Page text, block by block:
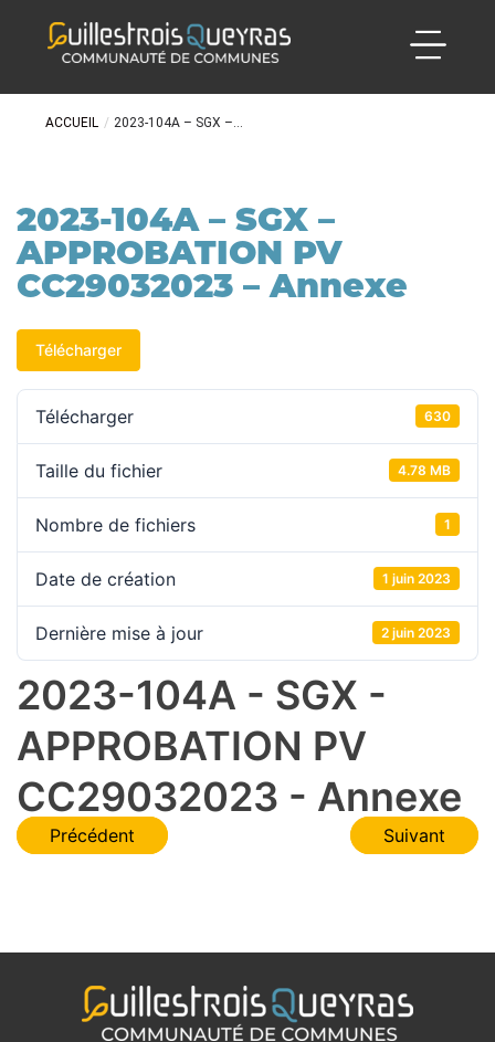
ACCUEIL / 2023-104A – SGX –...
2023-104A – SGX –
APPROBATION PV
CC29032023 – Annexe
Télécharger
Télécharger 630
Taille du fichier 4.78 MB
Nombre de fichiers 1
Date de création 1 juin 2023
Dernière mise à jour 2 juin 2023
2023-104A - SGX -
APPROBATION PV
CC29032023 - Annexe
Navigation
Précédent Suivant